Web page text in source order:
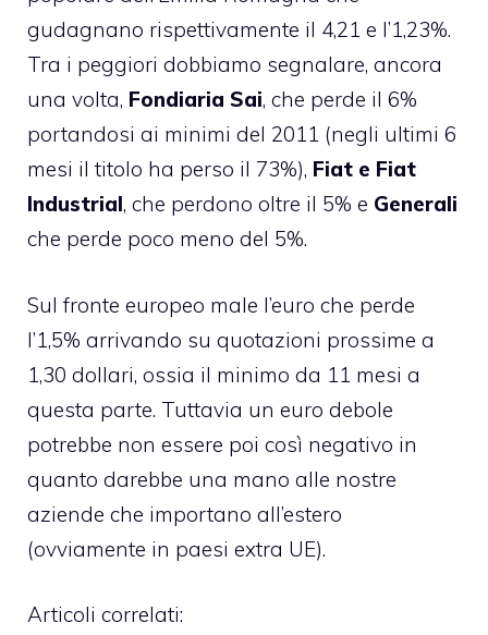
gudagnano rispettivamente il 4,21 e l’1,23%.
Tra i peggiori dobbiamo segnalare, ancora
una volta, Fondiaria Sai, che perde il 6%
portandosi ai minimi del 2011 (negli ultimi 6
mesi il titolo ha perso il 73%), Fiat e Fiat
Industrial, che perdono oltre il 5% e Generali
che perde poco meno del 5%.
Sul fronte europeo male l’euro che perde
l’1,5% arrivando su quotazioni prossime a
1,30 dollari, ossia il minimo da 11 mesi a
questa parte. Tuttavia un euro debole
potrebbe non essere poi così negativo in
quanto darebbe una mano alle nostre
aziende che importano all’estero
(ovviamente in paesi extra UE).
Articoli correlati: